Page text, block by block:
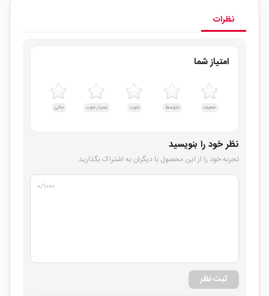
نظرات
امتیاز شما
ضعیف متوسط خوب بسیار خوب عالی
نظر خود را بنویسید
تجربه خود را از این محصول با دیگران به اشتراک بگذارید.
۰/۱۰۰۰
ثبت نظر